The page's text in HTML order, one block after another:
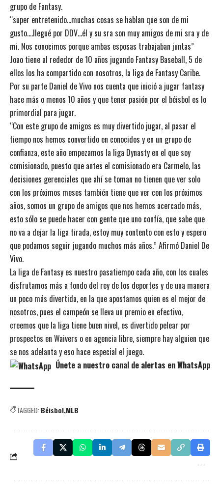
grupo de Fantasy.
“super entretenido…muchas cosas se hablan que son de mi
gusto….llegué por DDV…él y su sra son muy amigos de mi sra y de
mi. Nos conocimos porque ambas esposas trabajaban juntas”
Joao tiene al rededor de 10 años jugando Fantasy Baseball, 5 de
ellos los ha compartido con nosotros, la liga de Fantasy Caribe.
Por su parte Daniel de Vivo nos cuenta que inició a jugar fantasy
hace más o menos 10 años y que tener pasión por el béisbol es lo
primordial para jugar.
“Con este grupo de amigos es muy divertido jugar, al pasar el
tiempo nos hemos convertido en conocidos y en un grupo de
confianza, este año empezamos la liga Dynasty en el que soy
comisionado, puesto que antes el comisionado era Carmelo, las
decisiones gerenciales que ahí se toman no tienen que ver solo
con los próximos meses también tiene que ver con los próximos
años, somos un grupo de amigos que nos hemos acercado más,
esto sólo se puede hacer con gente que uno confía, que sabe que
no va a dejar la liga tirada, estoy muy contento con esto y espero
que podamos seguir jugando muchos más años.” Afirmó Daniel De
Vivo.
La liga de Fantasy es nuestro pasatiempo cada año, con los cuales
disfrutamos más a fondo del rey de los deportes y de una manera
un poco más divertida, en la que apostamos quien es el mejor de
nosotros, pues el campeón se lleva un premio en efectivo,
creemos que la liga tiene buen nivel, es divertido pelear por
prospectos en Waivers o en agencia libre, siempre hay alguien que
se nos adelanta y eso hace especial el juego.
Únete a nuestro canal de alertas en WhatsApp
TAGGED:Béisbol MLB